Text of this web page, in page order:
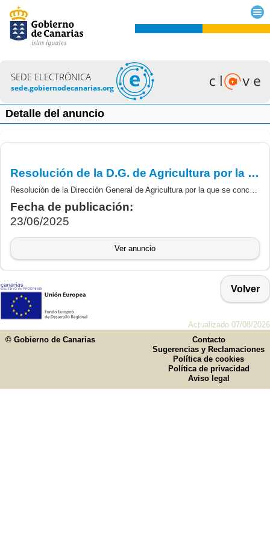
SEDE ELECTRÓNICA
sede.gobiernodecanarias.org
Detalle del anuncio
Resolución de la D.G. de Agricultura por la que se conceden las subvenciones destinadas a inversiones en transformación, comercialización y/o desarrollo de productos Agroalimentarios, procedentes de la agricultura, del PEPAC 2023-2027, selección 2025
Resolución de la Dirección General de Agricultura por la que se conceden las subvenciones destinadas a inversiones en transformación, comercialización y/o desarrollo de productos Agroalimentarios, procedentes de la agricultura, del Plan Estratégico de la Política Agrícola Común (PEPAC) 2023-2027, previstas en la Orden de 5 de febrero de 2024, convocadas por Orden de la Consejería de Agricultura, Ganadería, Pesca y Soberanía Alimentaria de 12 de julio de 2024, para el procedimiento de selección 2025
Fecha de publicación:
23/06/2025
Ver anuncio
Volver
Actualizado 07/08/2026
© Gobierno de Canarias
Contacto
Sugerencias y Reclamaciones
Política de cookies
Política de privacidad
Aviso legal